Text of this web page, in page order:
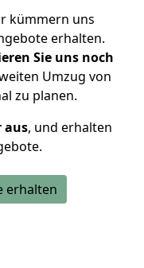
kümmern uns
erhalten.
Sie uns noch
Umzug von
zu planen.
aus, und erhalten
erhalten